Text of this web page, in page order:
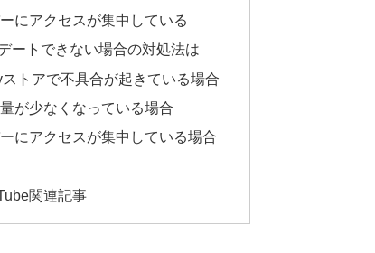
にアクセスが集中している
ートできない場合の対処法は
トアで不具合が起きている場合
が少なくなっている場合
にアクセスが集中している場合
関連記事